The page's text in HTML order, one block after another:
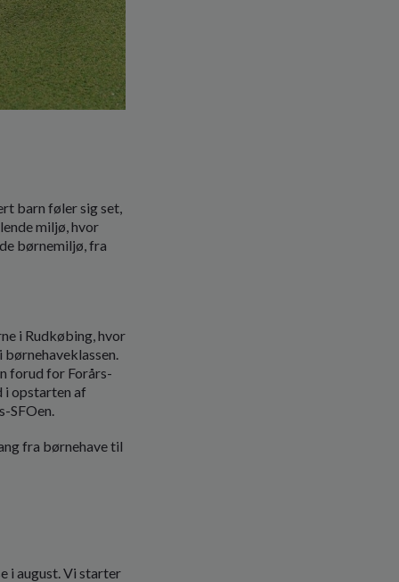
barn føler sig set,
miljø, hvor
børnemiljø, fra
i Rudkøbing, hvor
forud for Forårs-
i opstarten af
SFOen.
fra børnehave til
i august. Vi starter